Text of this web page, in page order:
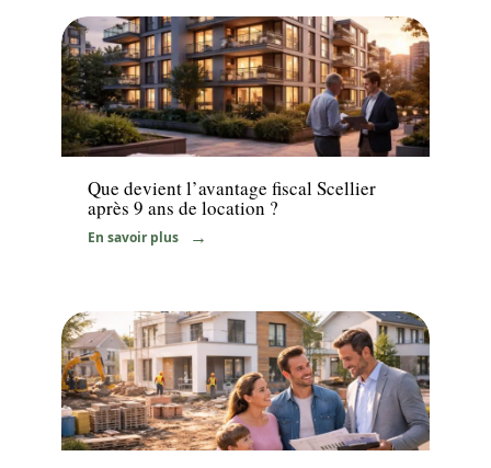
News
Que devient l’avantage fiscal Scellier
après 9 ans de location ?
En savoir plus
News